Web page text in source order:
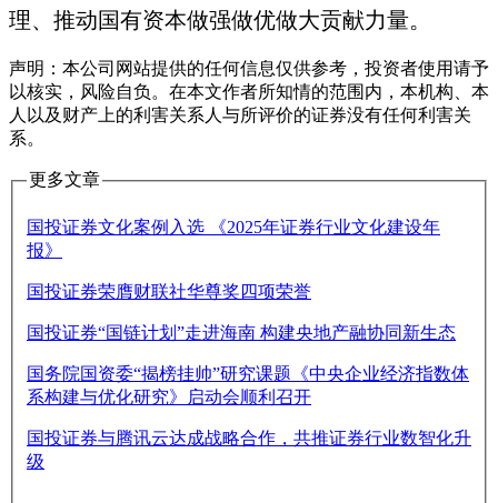
理、推动国有资本做强做优做大贡献力量。
声明：本公司网站提供的任何信息仅供参考，投资者使用请予
以核实，风险自负。在本文作者所知情的范围内，本机构、本
人以及财产上的利害关系人与所评价的证券没有任何利害关
系。
更多文章
国投证券文化案例入选 《2025年证券行业文化建设年
报》
国投证券荣膺财联社华尊奖四项荣誉
国投证券“国链计划”走进海南 构建央地产融协同新生态
国务院国资委“揭榜挂帅”研究课题《中央企业经济指数体
系构建与优化研究》启动会顺利召开
国投证券与腾讯云达成战略合作，共推证券行业数智化升
级